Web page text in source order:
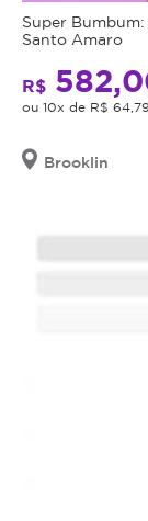
Super
Santo Amaro
R$
ou 10x de R$
Brooklin